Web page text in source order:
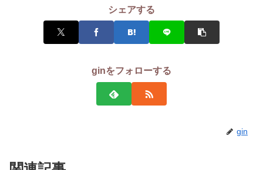
シェアする
ginをフォローする
gin